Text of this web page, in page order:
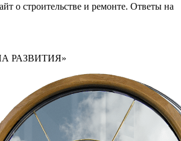
о строительстве и ремонте. Ответы на
РАЗВИТИЯ»